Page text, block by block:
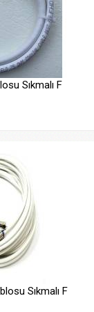
Sıkmalı F
Sıkmalı F